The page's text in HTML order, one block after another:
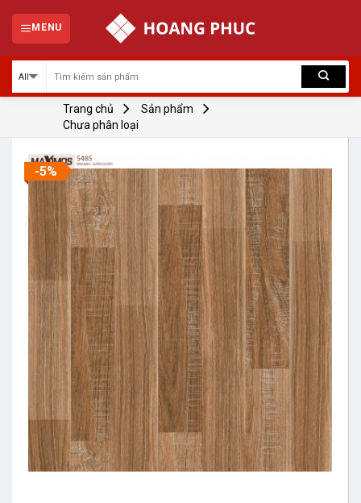
content
MENU
Trang chủ
Sản phẩm
Chưa phân loại
-5%